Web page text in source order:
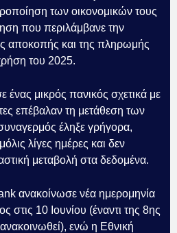
των οικονομικών τους
που περιλάμβανε την
αποκοπής και της πληρωμής
του 2025.
ένας μικρός πανικός σχετικά με
επέβαλαν τη μετάθεση των
έληξε γρήγορα,
λίγες ημέρες και δεν
μεταβολή στα δεδομένα.
ανακοίνωσε νέα ημερομηνία
στις 10 Ιουνίου (έναντι της 8ης
ανακοινωθεί), ενώ η Εθνική